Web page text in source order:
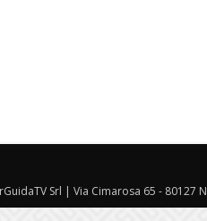
Srl | Via Cimarosa 65 - 80127